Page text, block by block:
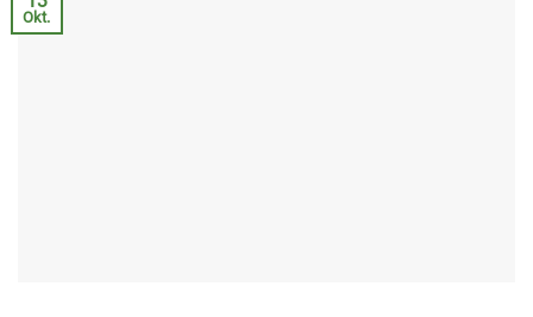
Okt.